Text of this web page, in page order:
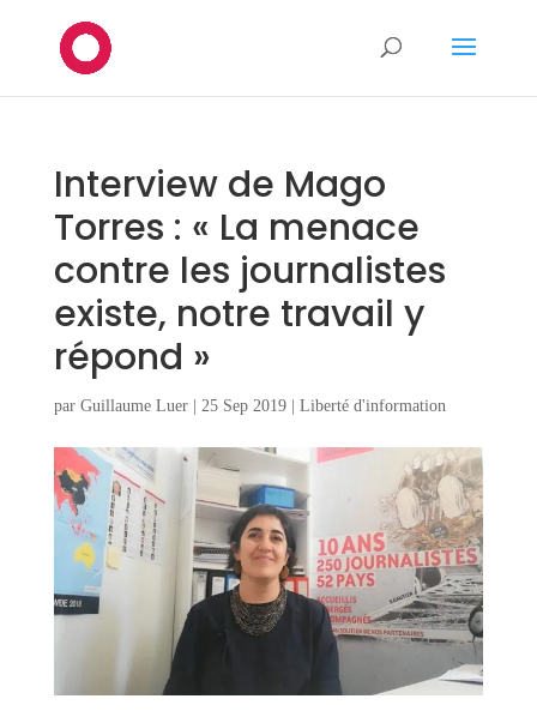
Interview de Mago
Torres : « La menace
contre les journalistes
existe, notre travail y
répond »
par Guillaume Luer| 25 Sep 2019| Liberté d'information